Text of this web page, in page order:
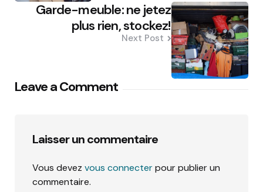
Garde-meuble: ne jetez
plus rien, stockez!
Next Post
Leave a Comment
Laisser un commentaire
Vous devez vous connecterpour publier un
commentaire.